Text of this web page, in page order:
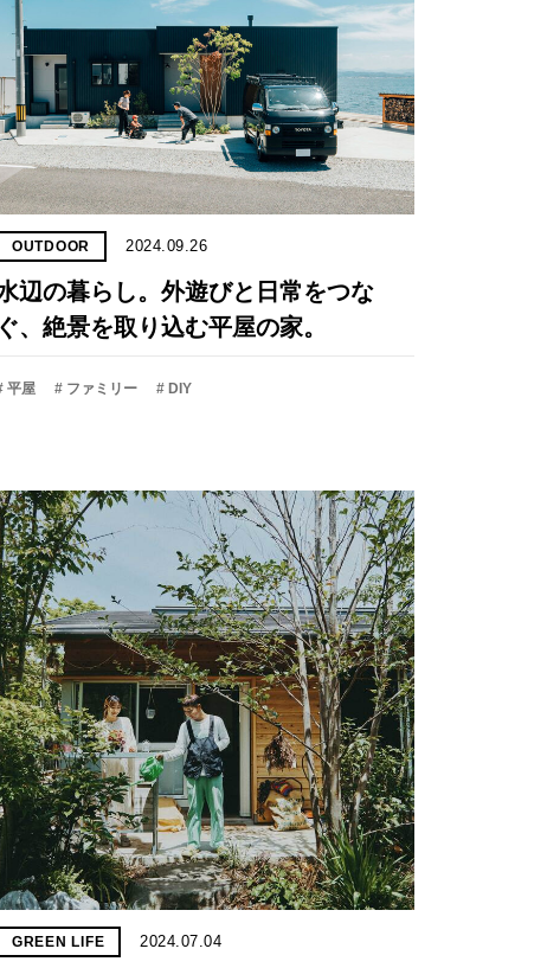
OUTDOOR 2024.09.26
辺の暮らし。外遊びと日常をつな
ぐ、絶景を取り込む平屋の家。
平屋 # ファミリー # DIY
GREEN LIFE 2024.07.04